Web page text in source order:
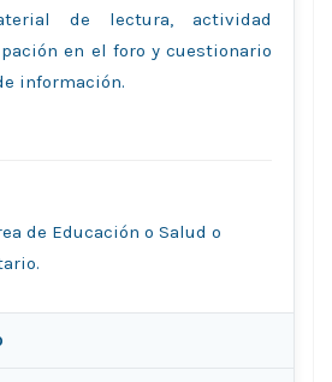
de lectura, actividad
en el foro y cuestionario
información.
de Educación o Salud o